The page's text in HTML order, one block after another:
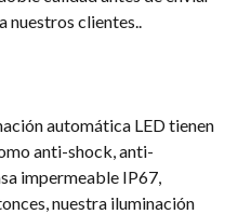
nuestros clientes..
automática LED tienen
anti-shock, anti-
impermeable IP67,
nuestra iluminación